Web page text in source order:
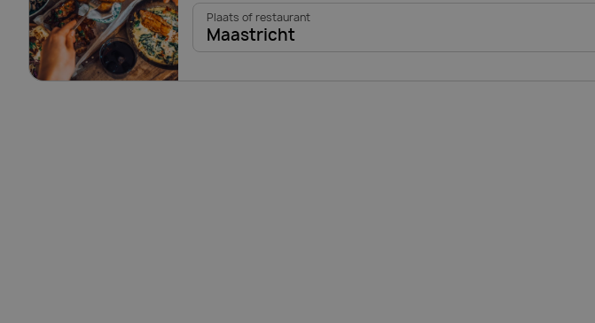
Plaats of restaurant
Maastricht